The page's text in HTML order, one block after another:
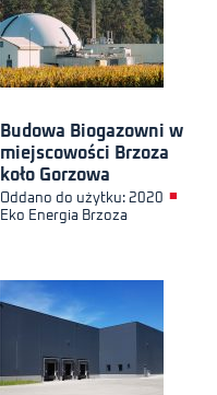
Budowa Biogazowni w
miejscowości Brzoza
koło Gorzowa
Oddano do użytku: 2020 ■
Eko Energia Brzoza